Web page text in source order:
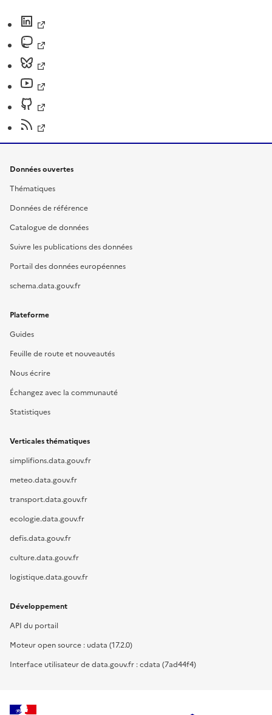
Données ouvertes
Thématiques
Données de référence
Catalogue de données
Suivre les publications des données
Portail des données européennes
schema.data.gouv.fr
Plateforme
Guides
Feuille de route et nouveautés
Nous écrire
Échangez avec la communauté
Statistiques
Verticales thématiques
simplifions.data.gouv.fr
meteo.data.gouv.fr
transport.data.gouv.fr
ecologie.data.gouv.fr
defis.data.gouv.fr
culture.data.gouv.fr
logistique.data.gouv.fr
Développement
API du portail
Moteur open source : udata (17.2.0)
Interface utilisateur de data.gouv.fr : cdata (7ad44f4)